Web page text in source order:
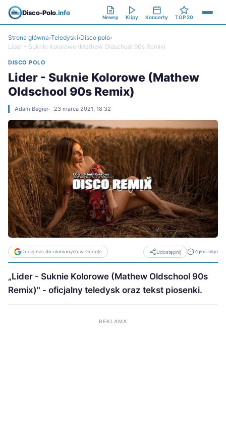
Disco-Polo.info
Newsy Klipy Koncerty TOP 20
Strona główna›Teledyski›Disco polo›
Lider - Suknie Kolorowe (Mathew Oldschool 90s Remix)
DISCO POLO
Lider - Suknie Kolorowe (Mathew
Oldschool 90s Remix)
Adam Begier 23 marca 2021, 18:32
Dodaj nas do ulubionych w Google Udostępnij Zgłoś błąd
„Lider - Suknie Kolorowe (Mathew Oldschool 90s
Remix)" - oficjalny teledysk oraz tekst piosenki.
REKLAMA